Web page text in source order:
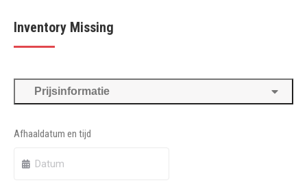
Inventory Missing
Prijsinformatie
Afhaaldatum en tijd